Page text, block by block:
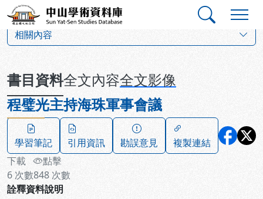
跳到主要內容
中山學術資料庫
相關內容
書目資料全文內容全文影像
程璧光主持海珠軍事會議
學習筆記 引用資訊 勘誤意見
複製連結
下載
6 次數
點擊
848 次數
詮釋資料說明